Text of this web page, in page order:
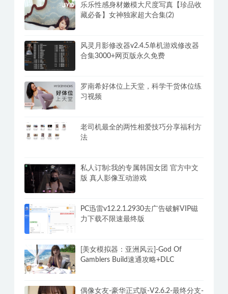
乐乐性感身材嫩模大尺度写真【珍品收
藏必备】女神独家超大合集(2)
风灵月影修改器v2.4.5单机游戏修改器
合集3000+网页版永久免费
罗南希好体位上天堂，科学干货体位练
习视频
老司机最全的两性相爱技巧分享福利方
法
私人订制:我的专属韩国女团 官方中文
版 真人影像互动游戏
PC迅雷v12.2.1.2930去广告破解VIP磁
力下载不限速最终版
[美女模拟器：亚洲风云]-God Of
Gamblers Build速通攻略+DLC
偶像女友-豪华正式版-V2.6.2-最终分支-